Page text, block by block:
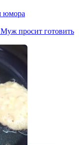
юмора
просит готовить